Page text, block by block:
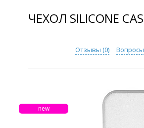
ЧЕХОЛ SILICONE
Отзывы (0)
new